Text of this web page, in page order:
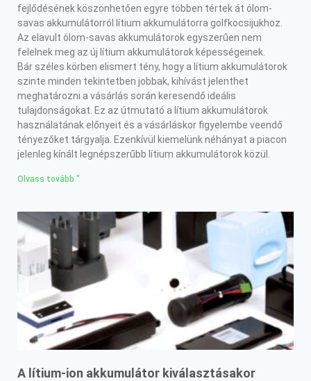
fejlődésének köszönhetően egyre többen tértek át ólom-
savas akkumulátorról lítium akkumulátorra golfkocsijukhoz.
Az elavult ólom-savas akkumulátorok egyszerűen nem
felelnek meg az új lítium akkumulátorok képességeinek.
Bár széles körben elismert tény, hogy a lítium akkumulátorok
szinte minden tekintetben jobbak, kihívást jelenthet
meghatározni a vásárlás során keresendő ideális
tulajdonságokat. Ez az útmutató a lítium akkumulátorok
használatának előnyeit és a vásárláskor figyelembe veendő
tényezőket tárgyalja. Ezenkívül kiemelünk néhányat a piacon
jelenleg kínált legnépszerűbb lítium akkumulátorok közül.
Olvass tovább "
A lítium-ion akkumulátor kiválasztásakor